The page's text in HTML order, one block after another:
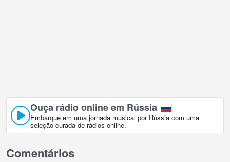
Ouça rádio online em Rússia
Embarque em uma jornada musical por Rússia com uma
seleção curada de rádios online.
Comentários